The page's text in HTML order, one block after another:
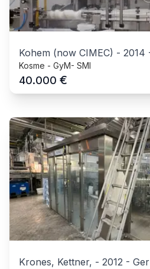
Kohem (now CIMEC) - 2014
Kosme - GyM- SMI
40.000 €
Krones, Kettner, - 2012 -